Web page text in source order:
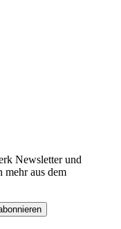
Newsletter und
mehr aus dem